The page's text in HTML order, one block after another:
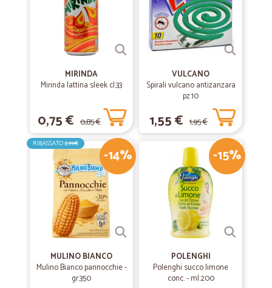
MIRINDA
Mirinda lattina sleek cl.33
0,75 € 0,85 €
VULCANO
Spirali vulcano antizanzara
pz.10
1,55 € 1,95 €
-14%
RIBASSATO2,99€
MULINO BIANCO
Mulino Bianco pannocchie -
gr.350
-15%
POLENGHI
Polenghi succo limone
conc. - ml.200